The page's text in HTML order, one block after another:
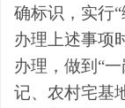
确标识，实行“
办理上述事项
办理，做到 “
记、农村宅基